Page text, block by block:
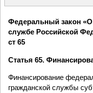
Федеральный закон «О
службе Российской
ст 65
Статья 65.
Финансирование
гражданской службы